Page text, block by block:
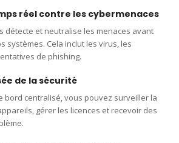
réel contre les cybermenaces
détecte et neutralise les menaces avant
systèmes. Cela inclut les virus, les
de phishing.
de la sécurité
bord centralisé, vous pouvez surveiller la
gérer les licences et recevoir des